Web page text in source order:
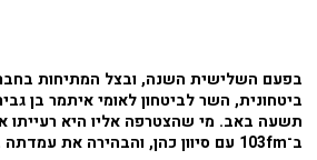
בפעם השלישית השנה, ובצל המתיחות
ביטחונית, השר לביטחון לאומי איתמר בן
תשעה באב. מי שהצטרפה אליו היא רעייתו
ב־103fm עם סיוון כהן, והבהירה את עמדתה בנושא.